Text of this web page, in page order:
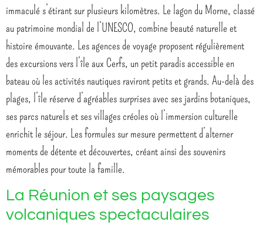
immaculé s’étirant sur plusieurs kilomètres. Le lagon du Morne, classé
au patrimoine mondial de l’UNESCO, combine beauté naturelle et
histoire émouvante. Les agences de voyage proposent régulièrement
des excursions vers l’île aux Cerfs, un petit paradis accessible en
bateau où les activités nautiques raviront petits et grands. Au-delà des
plages, l’île réserve d’agréables surprises avec ses jardins botaniques,
ses parcs naturels et ses villages créoles où l’immersion culturelle
enrichit le séjour. Les formules sur mesure permettent d’alterner
moments de détente et découvertes, créant ainsi des souvenirs
mémorables pour toute la famille.
La Réunion et ses paysages
volcaniques spectaculaires